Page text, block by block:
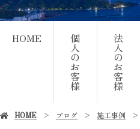
HOME 個
人
の
お
客
様
法
人
の
お
客
様
HOME ブログ 施工事例